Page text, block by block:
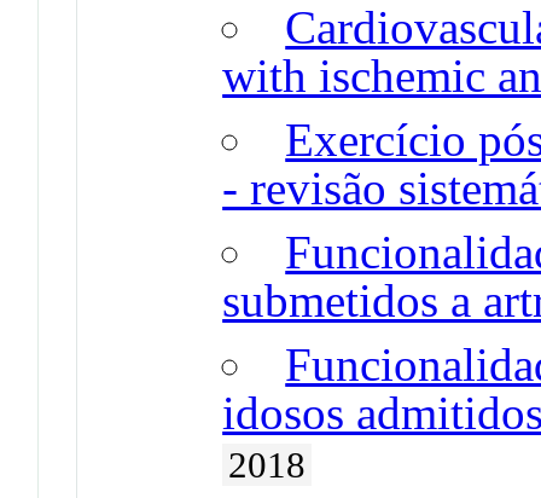
with ischemic
Exercício
- revisão
submetidos a
idosos
2018